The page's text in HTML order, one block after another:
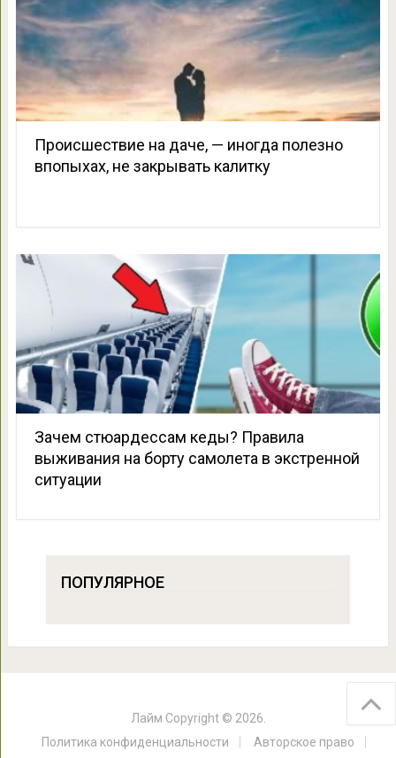
Происшествие на даче, — иногда полезно
впопыхах, не закрывать калитку
Зачем стюардессам кеды? Правила
выживания на борту самолета в экстренной
ситуации
ПОПУЛЯРНОЕ
Лайм Copyright © 2026.
Политика конфиденциальности
Авторское право